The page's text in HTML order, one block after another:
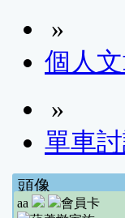
»
個人
»
單車
頭像
aa